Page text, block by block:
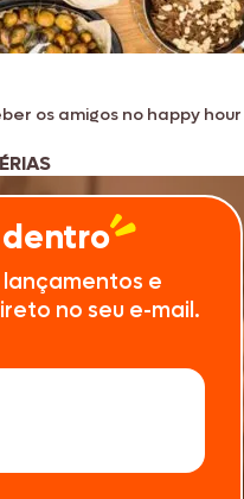
os amigos no happy hour
e
no seu e-mail.